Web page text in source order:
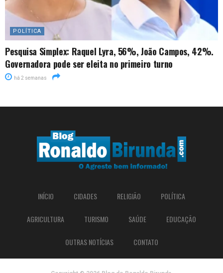
POLÍTICA
Pesquisa Simplex: Raquel Lyra, 56%, João Campos, 42%.
Governadora pode ser eleita no primeiro turno
há 2 semanas
INÍCIO CIDADES RELIGIÃO POLÍTICA
AGRICULTURA TURISMO SAÚDE EDUCAÇÃO
OUTRAS NOTÍCIAS CONTATO